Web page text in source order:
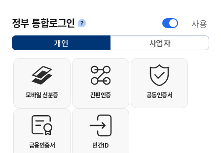
정부 통합로그인안내 사용
개인선택됨 사업자
개인사용자 로그인
모바일 신분증 간편인증 공동인증서
금융인증서 민간ID